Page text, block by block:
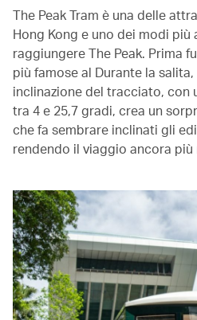
The Peak Tram è una delle
Hong Kong e uno dei modi
raggiungere The Peak. Prima
più famose al Durante la
inclinazione del tracciato, con
tra 4 e 25,7 gradi, crea un
che fa sembrare inclinati gli
rendendo il viaggio ancora più